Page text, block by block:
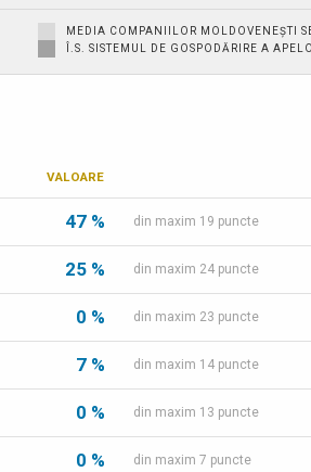
MEDIA COMPANIILOR MOLDOVENEȘTI
Î.S. SISTEMUL DE GOSPODĂRIRE A
VALOARE
47 % din maxim 19 puncte
25 % din maxim 24 puncte
0 % din maxim 23 puncte
7 % din maxim 14 puncte
0 % din maxim 13 puncte
0 % din maxim 7 puncte